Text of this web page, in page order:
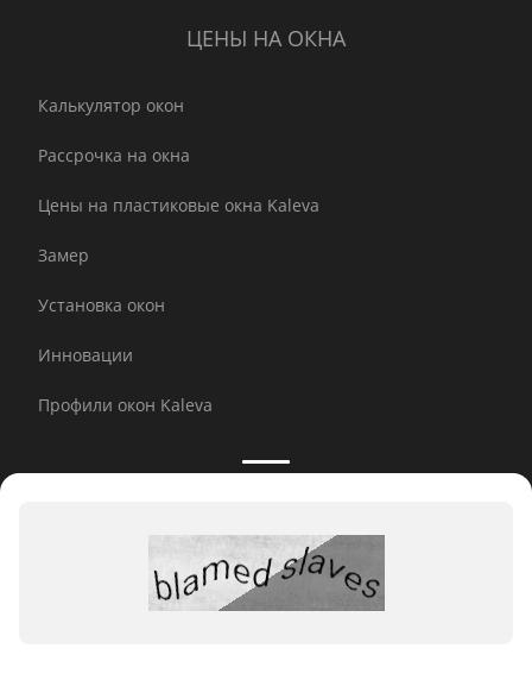
ЦЕНЫ НА ОКНА
Калькулятор окон
Рассрочка на окна
Цены на пластиковые окна Kaleva
Замер
Установка окон
Инновации
Профили окон Kaleva
Принимаем к оплате:
E-mail рассылка